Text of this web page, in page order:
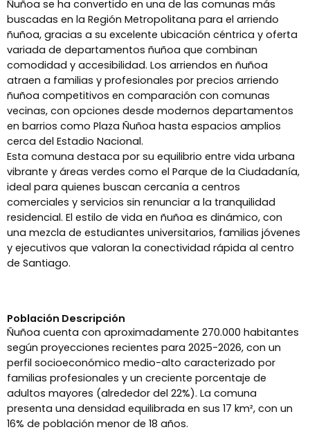
Ñuñoa se ha convertido en una de las comunas más
buscadas en la Región Metropolitana para el arriendo
ñuñoa, gracias a su excelente ubicación céntrica y oferta
variada de departamentos ñuñoa que combinan
comodidad y accesibilidad. Los arriendos en ñuñoa
atraen a familias y profesionales por precios arriendo
ñuñoa competitivos en comparación con comunas
vecinas, con opciones desde modernos departamentos
en barrios como Plaza Ñuñoa hasta espacios amplios
cerca del Estadio Nacional.
Esta comuna destaca por su equilibrio entre vida urbana
vibrante y áreas verdes como el Parque de la Ciudadanía,
ideal para quienes buscan cercanía a centros
comerciales y servicios sin renunciar a la tranquilidad
residencial. El estilo de vida en ñuñoa es dinámico, con
una mezcla de estudiantes universitarios, familias jóvenes
y ejecutivos que valoran la conectividad rápida al centro
de Santiago.
Población Descripción
Ñuñoa cuenta con aproximadamente 270.000 habitantes
según proyecciones recientes para 2025-2026, con un
perfil socioeconómico medio-alto caracterizado por
familias profesionales y un creciente porcentaje de
adultos mayores (alrededor del 22%). La comuna
presenta una densidad equilibrada en sus 17 km², con un
16% de población menor de 18 años.